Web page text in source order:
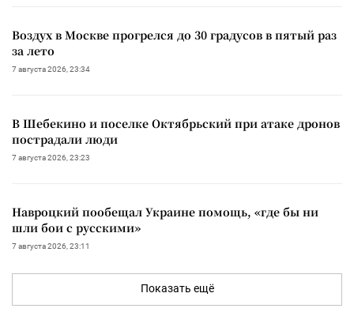
Воздух в Москве прогрелся до 30 градусов в пятый раз
за лето
7 августа 2026, 23:34
В Шебекино и поселке Октябрьский при атаке дронов
пострадали люди
7 августа 2026, 23:23
Навроцкий пообещал Украине помощь, «где бы ни
шли бои с русскими»
7 августа 2026, 23:11
Показать ещё